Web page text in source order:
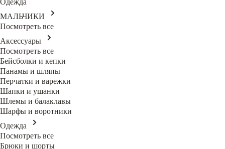
Одежда
МАЛЬЧИКИ
Посмотреть все
Аксессуары
Посмотреть все
Бейсболки и кепки
Панамы и шляпы
Перчатки и варежки
Шапки и ушанки
Шлемы и балаклавы
Шарфы и воротники
Одежда
Посмотреть все
Брюки и шорты